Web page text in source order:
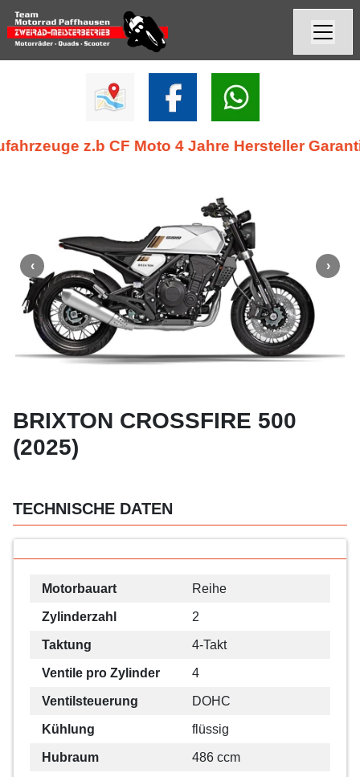
z.b CF Moto 4 Jahre Hersteller Garantie
BRIXTON CROSSFIRE 500
(2025)
TECHNISCHE DATEN
Motorbauart Reihe
Zylinderzahl 2
Taktung 4-Takt
Ventile pro Zylinder 4
Ventilsteuerung DOHC
Kühlung flüssig
Hubraum 486 ccm